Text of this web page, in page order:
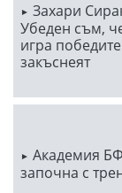
Захари
Убеден съм,
игра
закъснеят
Академия
започна с